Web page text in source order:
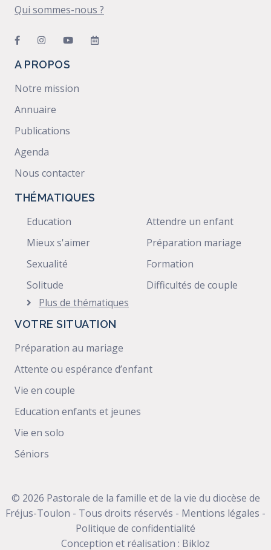
Qui sommes-nous ?
A PROPOS
Notre mission
Annuaire
Publications
Agenda
Nous contacter
THÉMATIQUES
Education
Mieux s'aimer
Sexualité
Solitude
Attendre un enfant
Préparation mariage
Formation
Difficultés de couple
Plus de thématiques
VOTRE SITUATION
Préparation au mariage
Attente ou espérance d’enfant
Vie en couple
Education enfants et jeunes
Vie en solo
Séniors
© 2026 Pastorale de la famille et de la vie du diocèse de
Fréjus-Toulon - Tous droits réservés - Mentions légales -
Politique de confidentialité
Conception et réalisation : Bikloz